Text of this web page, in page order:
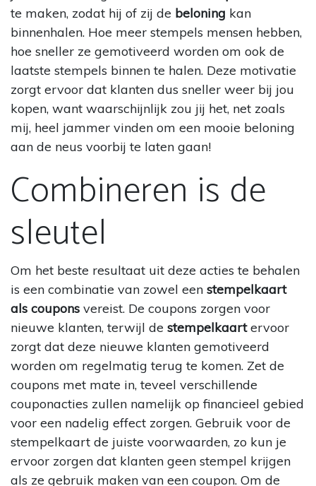
te maken, zodat hij of zij de beloning kan
binnenhalen. Hoe meer stempels mensen hebben,
hoe sneller ze gemotiveerd worden om ook de
laatste stempels binnen te halen. Deze motivatie
zorgt ervoor dat klanten dus sneller weer bij jou
kopen, want waarschijnlijk zou jij het, net zoals
mij, heel jammer vinden om een mooie beloning
aan de neus voorbij te laten gaan!
Combineren is de
sleutel
Om het beste resultaat uit deze acties te behalen
is een combinatie van zowel een stempelkaart
als coupons vereist. De coupons zorgen voor
nieuwe klanten, terwijl de stempelkaartervoor
zorgt dat deze nieuwe klanten gemotiveerd
worden om regelmatig terug te komen. Zet de
coupons met mate in, teveel verschillende
couponacties zullen namelijk op financieel gebied
voor een nadelig effect zorgen. Gebruik voor de
stempelkaart de juiste voorwaarden, zo kun je
ervoor zorgen dat klanten geen stempel krijgen
als ze gebruik maken van een coupon. Om de